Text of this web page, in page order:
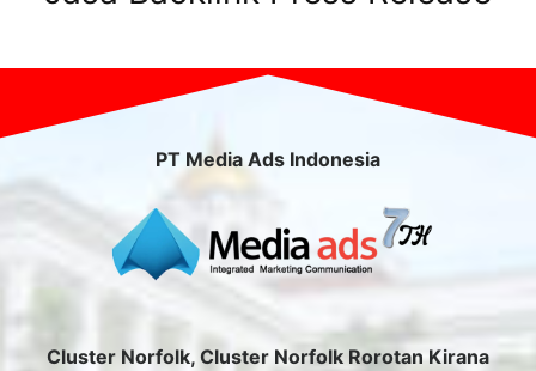
PT Media Ads Indonesia
Cluster Norfolk, Cluster Norfolk Rorotan Kirana